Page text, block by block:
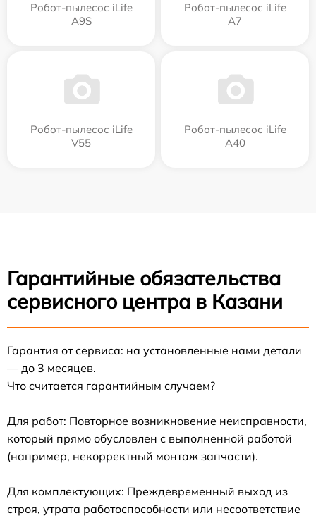
Робот-пылесос iLife
A9S
Робот-пылесос iLife
A7
Робот-пылесос iLife
V55
Робот-пылесос iLife
A40
Гарантийные обязательства
сервисного центра в Казани
Гарантия от сервиса: на установленные нами детали
— до 3 месяцев.
Что считается гарантийным случаем?
Для работ: Повторное возникновение неисправности,
который прямо обусловлен с выполненной работой
(например, некорректный монтаж запчасти).
Для комплектующих: Преждевременный выход из
строя, утрата работоспособности или несоответствие